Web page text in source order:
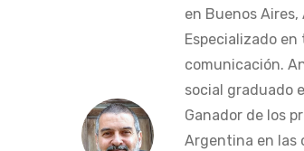
en Buenos
Especializado
comunicación.
social graduado
Ganador de los
Argentina en las